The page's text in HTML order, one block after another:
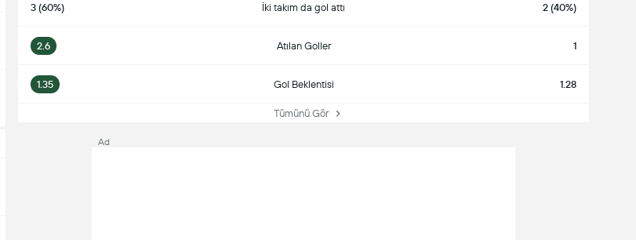
3 (60%) İki takım da gol attı 2 (40%)
2.6 Atılan Goller 1
1.35 Gol Beklentisi 1.28
Tümünü Gör
Ad